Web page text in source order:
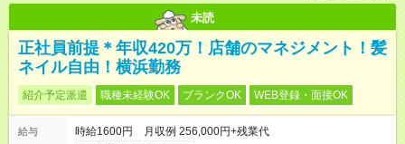
未読
正社員前提＊年収420万！店舗のマネジメント！髪
ネイル自由！横浜勤務
紹介予定派遣 職種未経験OK ブランクOK WEB登録・面接OK
給与
時給1600円 月収例 256,000円+残業代